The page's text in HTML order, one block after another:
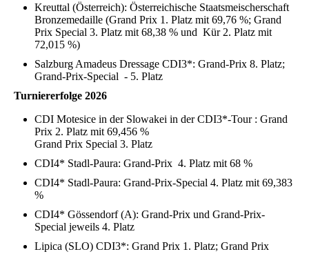
Kreuttal (Österreich): Österreichische Staatsmeischerschaft
Bronzemedaille (Grand Prix 1. Platz mit 69,76 %; Grand
Prix Special 3. Platz mit 68,38 % und Kür 2. Platz mit
72,015 %)
Salzburg Amadeus Dressage CDI3*: Grand-Prix 8. Platz;
Grand-Prix-Special - 5. Platz
Turniererfolge 2026
CDI Motesice in der Slowakei in der CDI3*-Tour : Grand
Prix 2. Platz mit 69,456 %
Grand Prix Special 3. Platz
CDI4* Stadl-Paura: Grand-Prix 4. Platz mit 68 %
CDI4* Stadl-Paura: Grand-Prix-Special 4. Platz mit 69,383
%
CDI4* Gössendorf (A): Grand-Prix und Grand-Prix-
Special jeweils 4. Platz
Lipica (SLO) CDI3*: Grand Prix 1. Platz; Grand Prix